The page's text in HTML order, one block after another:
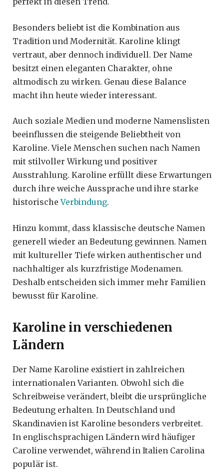
Besonders beliebt ist die Kombination aus
Tradition und Modernität. Karoline klingt
vertraut, aber dennoch individuell. Der Name
besitzt einen eleganten Charakter, ohne
altmodisch zu wirken. Genau diese Balance
macht ihn heute wieder interessant.
Auch soziale Medien und moderne Namenslisten
beeinflussen die steigende Beliebtheit von
Karoline. Viele Menschen suchen nach Namen
mit stilvoller Wirkung und positiver
Ausstrahlung. Karoline erfüllt diese Erwartungen
durch ihre weiche Aussprache und ihre starke
historischeVerbindung.
Hinzu kommt, dass klassische deutsche Namen
generell wieder an Bedeutung gewinnen. Namen
mit kultureller Tiefe wirken authentischer und
nachhaltiger als kurzfristige Modenamen.
Deshalb entscheiden sich immer mehr Familien
bewusst für Karoline.
Karoline in verschiedenen
Ländern
Der Name Karoline existiert in zahlreichen
internationalen Varianten. Obwohl sich die
Schreibweise verändert, bleibt die ursprüngliche
Bedeutung erhalten. In Deutschland und
Skandinavien ist Karoline besonders verbreitet.
In englischsprachigen Ländern wird häufiger
Caroline verwendet, während in Italien Carolina
populär ist.